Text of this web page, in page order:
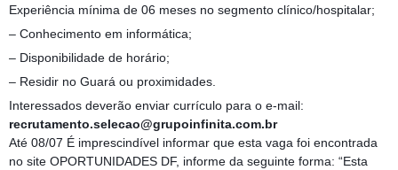
Experiência mínima de 06 meses no segmento clínico/hospitalar;
– Conhecimento em informática;
– Disponibilidade de horário;
– Residir no Guará ou proximidades.
Interessados deverão enviar currículo para o e-mail:
recrutamento.selecao@grupoinfinita.com.br
Até 08/07 É imprescindível informar que esta vaga foi encontrada
no site OPORTUNIDADES DF, informe da seguinte forma: “Esta